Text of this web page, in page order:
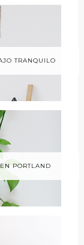
TRANQUILO
PORTLAND